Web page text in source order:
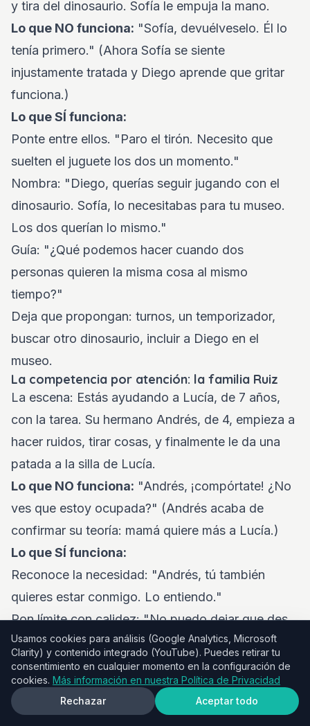
y tira del dinosaurio. Sofía le empuja la mano.
Lo que NO funciona: "Sofía, devuélveselo. Él lo
tenía primero." (Ahora Sofía se siente
injustamente tratada y Diego aprende que gritar
funciona.)
Lo que SÍ funciona:
Ponte entre ellos. "Paro el tirón. Necesito que
suelten el juguete los dos un momento."
Nombra: "Diego, querías seguir jugando con el
dinosaurio. Sofía, lo necesitabas para tu museo.
Los dos querían lo mismo."
Guía: "¿Qué podemos hacer cuando dos
personas quieren la misma cosa al mismo
tiempo?"
Deja que propongan: turnos, un temporizador,
buscar otro dinosaurio, incluir a Diego en el
museo.
La competencia por atención: la familia Ruiz
La escena: Estás ayudando a Lucía, de 7 años,
con la tarea. Su hermano Andrés, de 4, empieza a
hacer ruidos, tirar cosas, y finalmente le da una
patada a la silla de Lucía.
Lo que NO funciona: "Andrés, ¡compórtate! ¿No
ves que estoy ocupada?" (Andrés acaba de
confirmar su teoría: mamá quiere más a Lucía.)
Lo que SÍ funciona:
Reconoce la necesidad: "Andrés, tú también
quieres estar conmigo. Lo entiendo."
Pon límite con calidez: "No puedo dejar que des
patadas a la silla. Eso puede hacer daño."
Ofrece un plan concreto: "Voy a terminar de
ayudar a Lucía con esta página — unos cinco
minutos. Después tú y yo tenemos tiempo juntos.
Usamos cookies para análisis (Google Analytics, Microsoft
Clarity) y contenido integrado (YouTube). Puedes retirar tu
consentimiento en cualquier momento en la configuración de
cookies. Más información en nuestra Política de Privacidad
Rechazar
Aceptar todo